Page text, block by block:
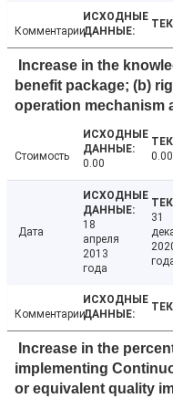
Комментарии
Increase in the
benefit package; (b)
operation mechanism
Стоимость
0.00
0.00
Дата
18
апреля
2013
года
31
Комментарии
Increase in the
implementing
or equivalent quality